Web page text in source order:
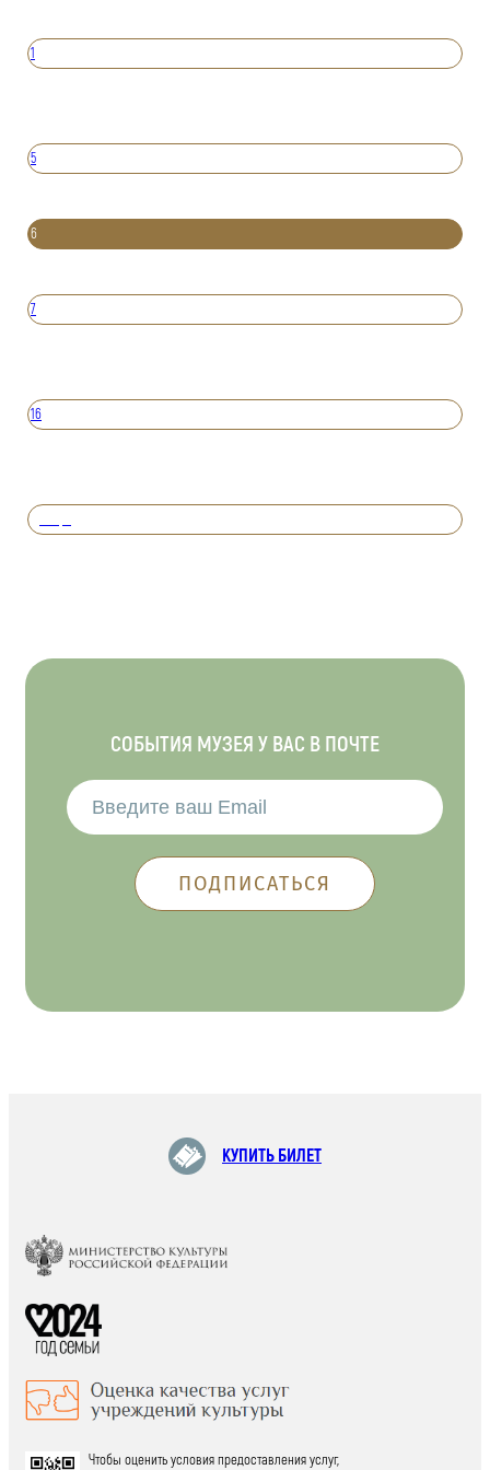
1
5
6
7
16
СОБЫТИЯ МУЗЕЯ У ВАС В ПОЧТЕ
КУПИТЬ БИЛЕТ
Чтобы оценить условия предоставления услуг,